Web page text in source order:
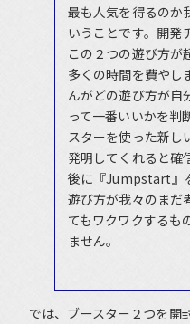
最も人気を得るのか
いうことです。開発
この２つの遊び方が
多くの時間を費やし
んがどの遊び方が自
って一番いいかを判
スターを使った新し
発明してくれると確
後に『Jumpstart』
遊び方が我々のまだ
てもワクワクするも
ません。
では、ブースター２つを開